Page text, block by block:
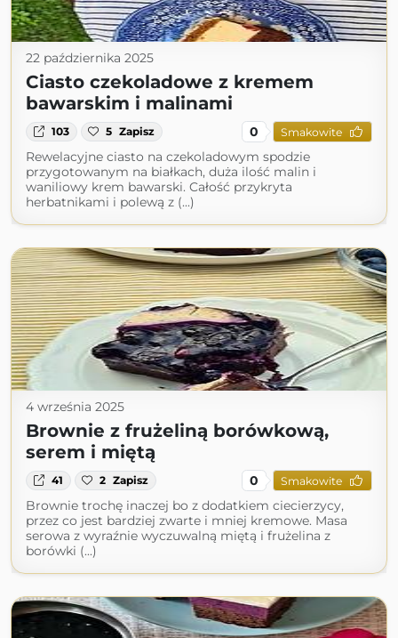
22 października 2025
Ciasto czekoladowe z kremem
bawarskim i malinami
103 5 Zapisz 0 Smakowite
Rewelacyjne ciasto na czekoladowym spodzie
przygotowanym na białkach, duża ilość malin i
waniliowy krem bawarski. Całość przykryta
herbatnikami i polewą z (...)
4 września 2025
Brownie z frużeliną borówkową,
serem i miętą
41 2 Zapisz 0 Smakowite
Brownie trochę inaczej bo z dodatkiem ciecierzycy,
przez co jest bardziej zwarte i mniej kremowe. Masa
serowa z wyraźnie wyczuwalną miętą i frużelina z
borówki (...)